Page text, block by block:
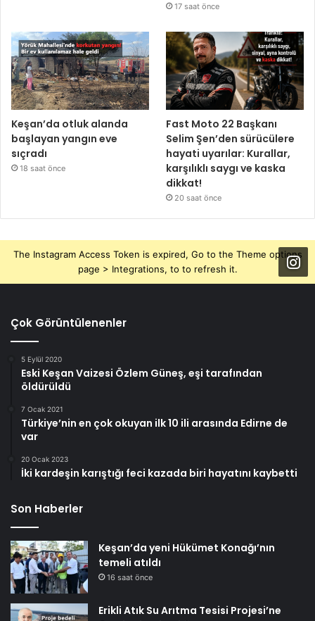
17 saat önce
Keşan’da otluk alanda
başlayan yangın eve
sıçradı
18 saat önce
Fast Moto 22 Başkanı
Selim Şen’den sürücülere
hayati uyarılar: Kurallar,
karşılıklı saygı ve kaska
dikkat!
20 saat önce
The Instagram Access Token is expired, Go to the Theme options
page > Integrations, to to refresh it.
Çok Görüntülenenler
5 Eylül 2020
Eski Keşan Vaizesi Özlem Güneş, eşi tarafından
öldürüldü
7 Ocak 2021
Türkiye’nin en çok okuyan ilk 10 ili arasında Edirne de
var
20 Ocak 2023
İki kardeşin karıştığı feci kazada biri hayatını kaybetti
Son Haberler
Keşan’da yeni Hükümet Konağı’nın
temeli atıldı
16 saat önce
Erikli Atık Su Arıtma Tesisi Projesi’ne